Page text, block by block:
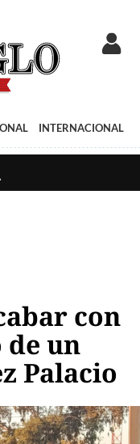
INTERNACIONAL
con
de un
Palacio